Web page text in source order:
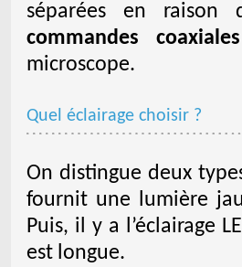
séparées en raison
commandes coaxiales
microscope.
Quel éclairage choisir ?
On distingue deux
fournit une lumière
Puis, il y a l’éclairage
est longue.